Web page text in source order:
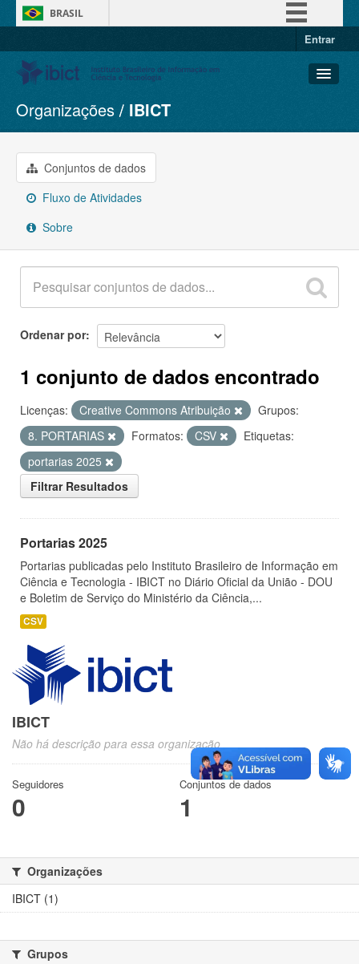
BRASIL
Entrar
Conjuntos de dados
Organizações
Grupos
Sobre
Organizações IBICT
Conjuntos de dados
Fluxo de Atividades
Sobre
Ordenar por
1 conjunto de dados encontrado
Licenças: Creative Commons Atribuição
Grupos:
8. PORTARIAS
Formatos: CSV
Etiquetas:
portarias 2025
Filtrar Resultados
Portarias 2025
Portarias publicadas pelo Instituto Brasileiro de Informação em
Ciência e Tecnologia - IBICT no Diário Oficial da União - DOU
e Boletim de Serviço do Ministério da Ciência,...
CSV
IBICT
Não há descrição para essa organização
Seguidores
0
Conjuntos de dados
1
Organizações
IBICT (1)
Grupos